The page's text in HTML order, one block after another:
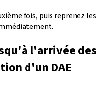
fois, puis reprenez les
l'arrivée des
d'un DAE